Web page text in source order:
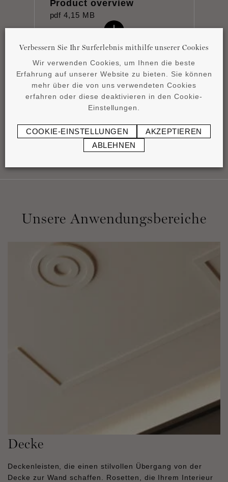
Product overview
pdf 4,15 MB
Datenblatt
0,88 MB
Unsere Anwendungsbereiche
Decke
Deckenleisten, die einen stilvollen Übergang von der
Decke zur Wand schaffen. Rosetten, die Ihrem Interieur
Verbessern Sie Ihr Surferlebnis mithilfe unserer Cookies
Wir verwenden Cookies, um Ihnen die beste
Erfahrung auf unserer Website zu bieten. Sie können
mehr über die von uns verwendeten Cookies
erfahren oder diese deaktivieren in den Cookie-
Einstellungen.
COOKIE-EINSTELLUNGEN
AKZEPTIEREN
ABLEHNEN